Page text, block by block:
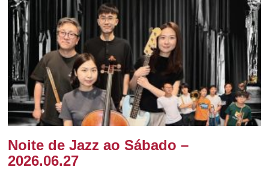
Noite de Jazz ao Sábado –
2026.06.27